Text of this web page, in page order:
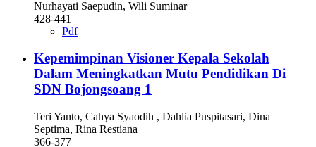
Nurhayati Saepudin, Wili Suminar
428-441
Pdf
Kepemimpinan Visioner Kepala Sekolah
Dalam Meningkatkan Mutu Pendidikan Di
SDN Bojongsoang 1
Teri Yanto, Cahya Syaodih , Dahlia Puspitasari, Dina
Septima, Rina Restiana
366-377